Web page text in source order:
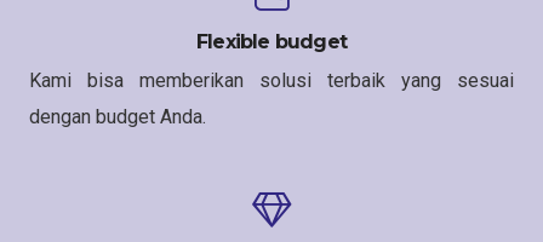
Flexible budget
Kami bisa memberikan solusi terbaik yang sesuai
dengan budget Anda.